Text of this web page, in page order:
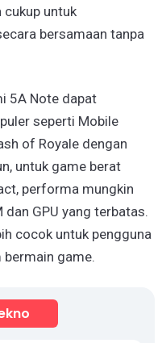
cukup untuk
bersamaan tanpa
5A Note dapat
seperti Mobile
of Royale dengan
untuk game berat
performa mungkin
GPU yang terbatas.
cocok untuk pengguna
game.